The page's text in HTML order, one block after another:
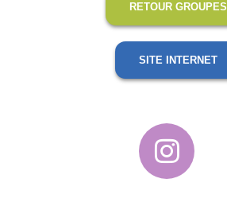
RETOUR GROUPES
SITE INTERNET